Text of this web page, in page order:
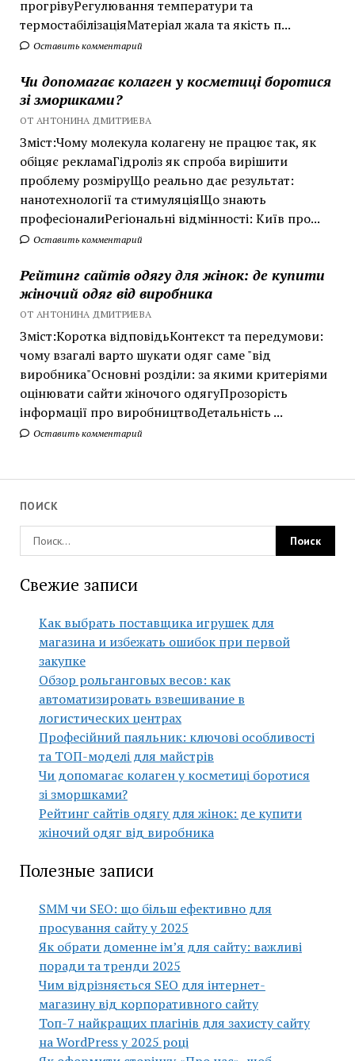
прогрівуРегулювання температури та
термостабілізаціяМатеріал жала та якість п...
Оставить комментарий
Чи допомагає колаген у косметиці боротися
зі зморшками?
ОТ АНТОНИНА ДМИТРИЕВА
Зміст:Чому молекула колагену не працює так, як
обіцяє рекламаГідроліз як спроба вирішити
проблему розміруЩо реально дає результат:
нанотехнології та стимуляціяЩо знають
професіоналиРегіональні відмінності: Київ про...
Оставить комментарий
Рейтинг сайтів одягу для жінок: де купити
жіночий одяг від виробника
ОТ АНТОНИНА ДМИТРИЕВА
Зміст:Коротка відповідьКонтекст та передумови:
чому взагалі варто шукати одяг саме "від
виробника"Основні розділи: за якими критеріями
оцінювати сайти жіночого одягуПрозорість
інформації про виробництвоДетальність ...
Оставить комментарий
ПОИСК
Свежие записи
Как выбрать поставщика игрушек для
магазина и избежать ошибок при первой
закупке
Обзор рольганговых весов: как
автоматизировать взвешивание в
логистических центрах
Професійний паяльник: ключові особливості
та ТОП-моделі для майстрів
Чи допомагає колаген у косметиці боротися
зі зморшками?
Рейтинг сайтів одягу для жінок: де купити
жіночий одяг від виробника
Полезные записи
SMM чи SEO: що більш ефективно для
просування сайту у 2025
Як обрати доменне ім’я для сайту: важливі
поради та тренди 2025
Чим відрізняється SEO для інтернет-
магазину від корпоративного сайту
Топ-7 найкращих плагінів для захисту сайту
на WordPress у 2025 році